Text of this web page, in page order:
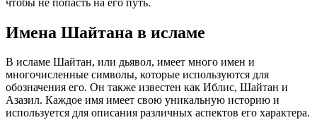
Имена Шайтана в исламе
В исламе Шайтан, или дьявол, имеет много имен и
многочисленные символы, которые используются для
обозначения его. Он также известен как Иблис, Шайтан и
Азазил. Каждое имя имеет свою уникальную историю и
используется для описания различных аспектов его характера.